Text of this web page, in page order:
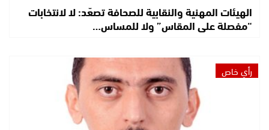
الهيئات المهنية والنقابية للصحافة تصعّد: لا لانتخابات
“مفصلة على المقاس” ولا للمساس…
رأي خاص